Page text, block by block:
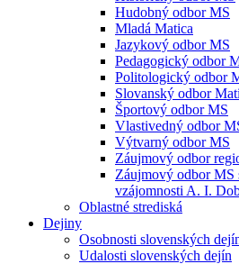
Hudobný odbor MS
Mladá Matica
Jazykový odbor MS
Pedagogický odbor
Politologický odbor
Slovanský odbor
Športový odbor MS
Vlastivedný odbor
Výtvarný odbor MS
Záujmový odbor
Záujmový odbor MS
vzájomnosti A. I.
Oblastné strediská
Dejiny
Osobnosti slovenských
Udalosti slovenských dejín